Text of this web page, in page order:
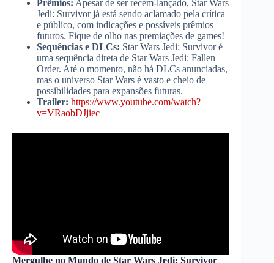
Prêmios: Apesar de ser recém-lançado, Star Wars
Jedi: Survivor já está sendo aclamado pela crítica
e público, com indicações e possíveis prêmios
futuros. Fique de olho nas premiações de games!
Sequências e DLCs: Star Wars Jedi: Survivor é
uma sequência direta de Star Wars Jedi: Fallen
Order. Até o momento, não há DLCs anunciadas,
mas o universo Star Wars é vasto e cheio de
possibilidades para expansões futuras.
Trailer: https://www.youtube.com/watch?
v=VRaobDJjiec
Mergulhe no Mundo de Star Wars Jedi: Survivor